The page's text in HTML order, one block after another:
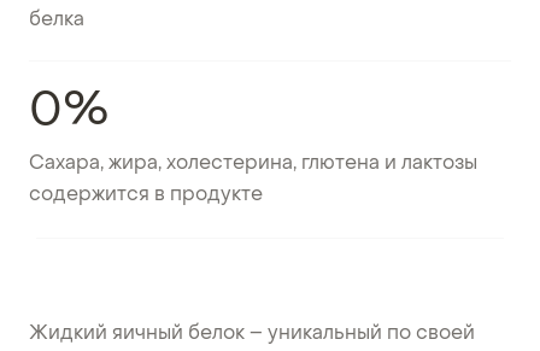
белка
0%
Сахара, жира, холестерина, глютена и лактозы
содержится в продукте
Жидкий яичный белок – уникальный по своей